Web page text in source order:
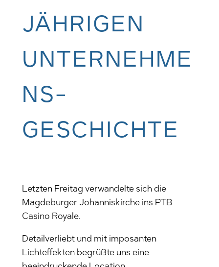
JÄHRIGEN
UNTERNEHME
NS­
GESCHICHTE
Letzten Freitag verwandelte sich die
Magdeburger Johanniskirche ins PTB
Casino Royale.
Detailverliebt und mit imposanten
Lichteffekten begrüßte uns eine